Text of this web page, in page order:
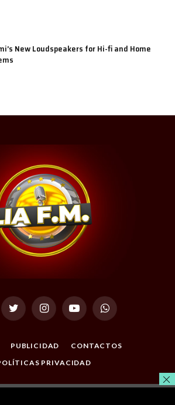
New Loudspeakers for Hi-fi and Home
Twitter InstagramYouTubeWhatsApp
PUBLICIDAD
CONTACTOS
PRIVACIDAD
Reservados. Desarrollado por